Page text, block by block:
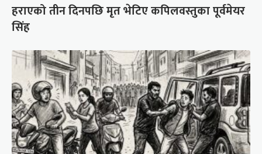
हराएको तीन दिनपछि मृत भेटिए कपिलवस्तुका पूर्वमेयर
सिंह